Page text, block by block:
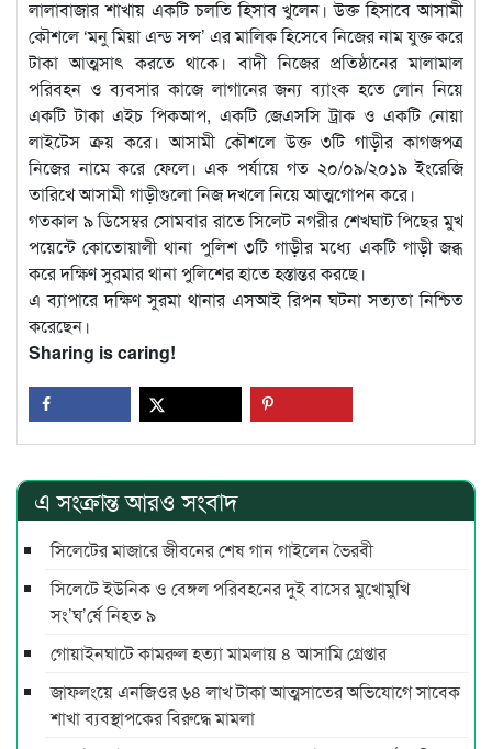
লালাবাজার শাখায় একটি চলতি হিসাব খুলেন। উক্ত হিসাবে আসামী
কৌশলে ‘মনু মিয়া এন্ড সন্স’ এর মালিক হিসেবে নিজের নাম যুক্ত করে
টাকা আত্মসাৎ করতে থাকে। বাদী নিজের প্রতিষ্ঠানের মালামাল
পরিবহন ও ব্যবসার কাজে লাগানের জন্য ব্যাংক হতে লোন নিয়ে
একটি টাকা এইচ পিকআপ, একটি জেএসসি ট্রাক ও একটি নোয়া
লাইটেস ক্রয় করে। আসামী কৌশলে উক্ত ৩টি গাড়ীর কাগজপত্র
নিজের নামে করে ফেলে। এক পর্যায়ে গত ২০/০৯/২০১৯ ইংরেজি
তারিখে আসামী গাড়ীগুলো নিজ দখলে নিয়ে আত্মগোপন করে।
গতকাল ৯ ডিসেম্বর সোমবার রাতে সিলেট নগরীর শেখঘাট পিছের মুখ
পয়েন্টে কোতোয়ালী থানা পুলিশ ৩টি গাড়ীর মধ্যে একটি গাড়ী জব্ধ
করে দক্ষিণ সুরমার থানা পুলিশের হাতে হস্তান্তর করছে।
এ ব্যাপারে দক্ষিণ সুরমা থানার এসআই রিপন ঘটনা সত্যতা নিশ্চিত
করেছেন।
Sharing is caring!
এ সংক্রান্ত আরও সংবাদ
সিলেটের মাজারে জীবনের শেষ গান গাইলেন ভৈরবী
সিলেটে ইউনিক ও বেঙ্গল পরিবহনের দুই বাসের মুখোমুখি
সং’ঘ’র্ষে নিহত ৯
গোয়াইনঘাটে কামরুল হত্যা মামলায় ৪ আসামি গ্রেপ্তার
জাফলংয়ে এনজিওর ৬৪ লাখ টাকা আত্মসাতের অভিযোগে সাবেক
শাখা ব্যবস্থাপকের বিরুদ্ধে মামলা